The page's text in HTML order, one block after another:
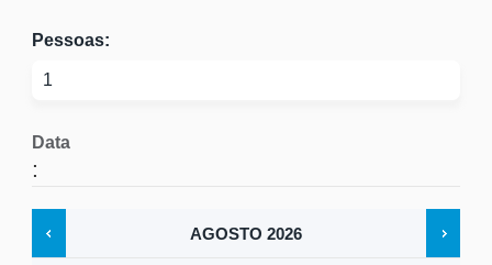
Pessoas:
Data
:
AGOSTO 2026